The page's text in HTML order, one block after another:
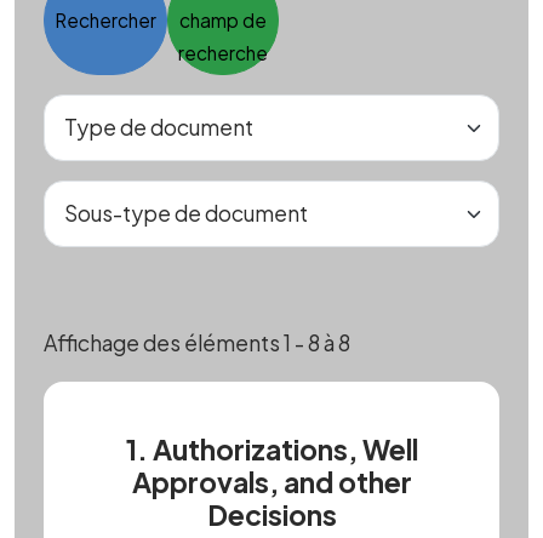
Rechercher
champ de
recherche
Affichage des éléments 1 - 8 à 8
1. Authorizations, Well
Approvals, and other
Decisions